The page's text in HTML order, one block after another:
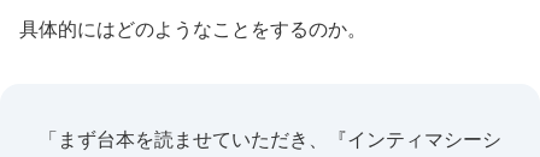
具体的にはどのようなことをするのか。
「まず台本を読ませていただき、『インティマシーシ